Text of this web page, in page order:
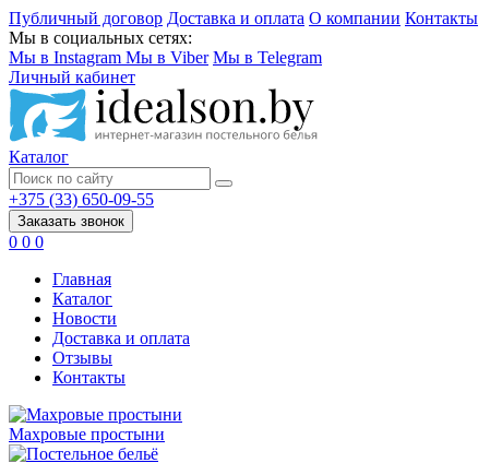
Публичный договор Доставка и оплата О компании Контакты
Мы в социальных сетях:
Мы в Instagram Мы в Viber Мы в Telegram
Личный кабинет
Каталог
+375 (33) 650-09-55
Заказать звонок
0 0 0
Главная
Каталог
Новости
Доставка и оплата
Отзывы
Контакты
Махровые простыни